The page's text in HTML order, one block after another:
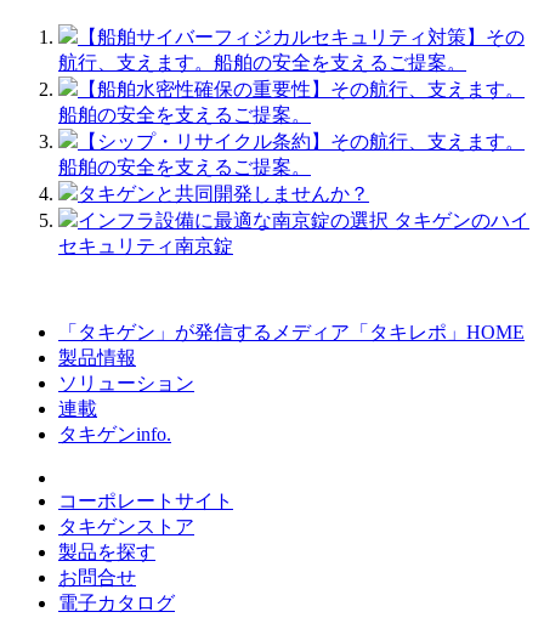
【船舶サイバーフィジカルセキュリティ対策】その
航行、支えます。船舶の安全を支えるご提案。
【船舶水密性確保の重要性】その航行、支えます。
船舶の安全を支えるご提案。
【シップ・リサイクル条約】その航行、支えます。
船舶の安全を支えるご提案。
タキゲンと共同開発しませんか？
インフラ設備に最適な南京錠の選択 タキゲンのハイ
セキュリティ南京錠
「タキゲン」が発信するメディア「タキレポ」HOME
製品情報
ソリューション
連載
タキゲンinfo.
コーポレートサイト
タキゲンストア
製品を探す
お問合せ
電子カタログ